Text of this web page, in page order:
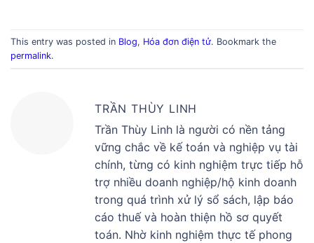
This entry was posted in Blog, Hóa đơn điện tử. Bookmark the
permalink.
TRẦN THÙY LINH
Trần Thùy Linh là người có nền tảng
vững chắc về kế toán và nghiệp vụ tài
chính, từng có kinh nghiệm trực tiếp hỗ
trợ nhiều doanh nghiệp/hộ kinh doanh
trong quá trình xử lý sổ sách, lập báo
cáo thuế và hoàn thiện hồ sơ quyết
toán. Nhờ kinh nghiệm thực tế phong